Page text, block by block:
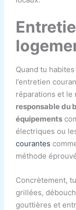
Quand tu
l’entretien
réparations et le
responsable du
équipements
électriques ou
courantes
méthode
Concrètement,
grillées,
gouttières et